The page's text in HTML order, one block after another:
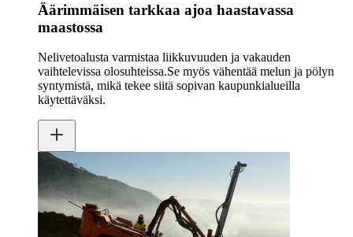
Äärimmäisen tarkkaa ajoa haastavassa
maastossa
Nelivetoalusta varmistaa liikkuvuuden ja vakauden
vaihtelevissa olosuhteissa.Se myös vähentää melun ja pölyn
syntymistä, mikä tekee siitä sopivan kaupunkialueilla
käytettäväksi.